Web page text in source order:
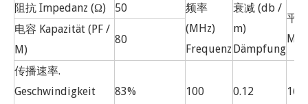
阻抗 Impedanz (Ω)
50
频率
(MHz)
Frequenz
衰减 (db /
m)
Dämpfung
平
电容 Kapazität (PF /
M)
80
传播速率.
Geschwindigkeit
83% 100 0.12